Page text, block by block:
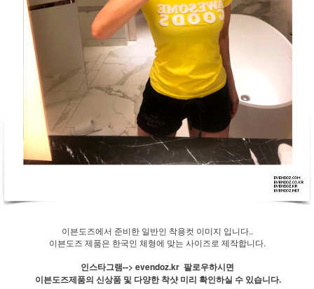
이븐도즈에서 준비한 일반인 착용컷 이미지 입니다..
이븐도즈 제품은 한국인 체형에 맞는 사이즈로 제작합니다.
인스타그램--> evendoz.kr 팔로우하시면
이븐도즈제품의 신상품 및 다양한 착샷 미리 확인하실 수 있습니다.